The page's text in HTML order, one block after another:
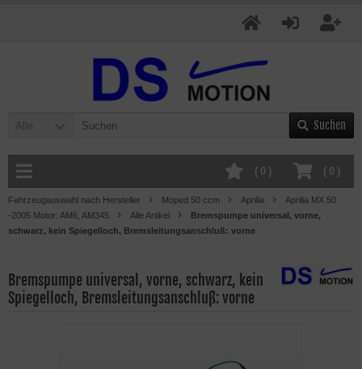
Alle Suchen
( 0 )
( 0 )
Fahrzeugauswahl nach Hersteller Moped 50 ccm Aprilia
Aprilia MX 50
-2005 Motor: AM6, AM345
Alle Artikel
Bremspumpe universal, vorne,
schwarz, kein Spiegelloch, Bremsleitungsanschluß: vorne
Bremspumpe universal, vorne, schwarz, kein
Spiegelloch, Bremsleitungsanschluß: vorne